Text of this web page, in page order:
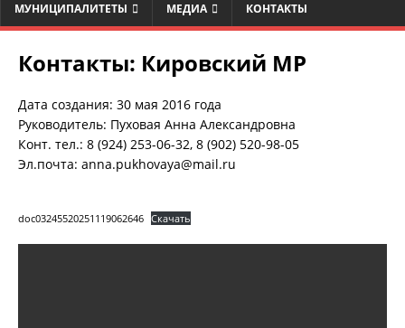
МУНИЦИПАЛИТЕТЫ МЕДИА КОНТАКТЫ
Контакты: Кировский МР
Дата создания: 30 мая 2016 года
Руководитель: Пуховая Анна Александровна
Конт. тел.: 8 (924) 253-06-32, 8 (902) 520-98-05
Эл.почта: anna.pukhovaya@mail.ru
doc03245520251119062646 Скачать